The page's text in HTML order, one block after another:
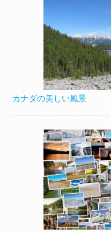
カナダの美しい風景